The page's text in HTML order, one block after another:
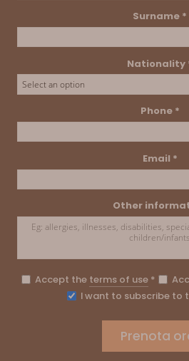
Surname *
Nationality
Phone *
Email *
Other
Accept the terms of use*
I want to subscribe to